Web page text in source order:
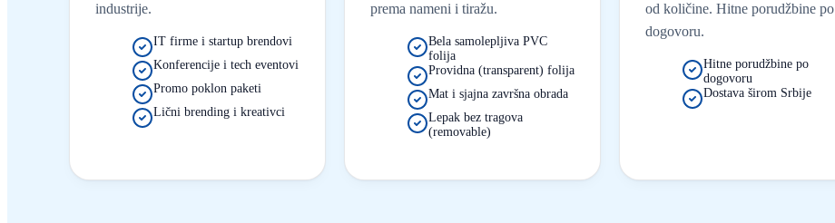
industrije.
IT firme i startup brendovi
Konferencije i tech eventovi
Promo poklon paketi
Lični brending i kreativci
prema nameni i tiražu.
Bela samolepljiva PVC
folija
Providna (transparent) folija
Mat i sjajna završna obrada
Lepak bez tragova
(removable)
od količine. Hitne porudžbine po
dogovoru.
Hitne porudžbine po
dogovoru
Dostava širom Srbije